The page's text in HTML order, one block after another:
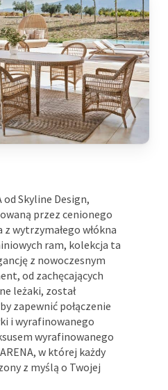
od Skyline Design,
przez cenionego
wytrzymałego włókna
ram, kolekcja ta
z nowoczesnym
od zachęcających
leżaki, został
zapewnić połączenie
i wyrafinowanego
wyrafinowanego
w której każdy
z myślą o Twojej